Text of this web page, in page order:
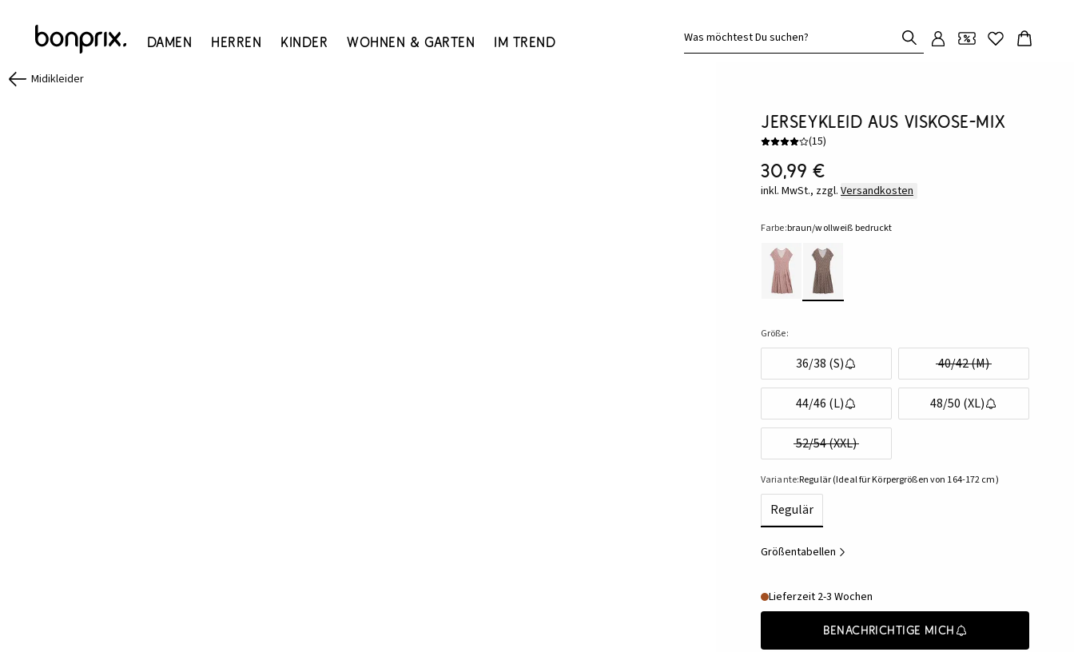
Damen Herren Kinder Wohnen & Garten Im Trend Was möchtest Du suchen?
Midikleider
Jerseykleid aus Viskose-Mix
(15)
30,99 €
inkl. MwSt., zzgl. Versandkosten
Farbe:braun/wollweiß bedruckt
Größe:
36/38 (S) 40/42 (M)
44/46 (L) 48/50 (XL)
52/54 (XXL)
Variante:Regulär (Ideal für Körpergrößen von 164-172 cm)
Regulär
Größentabellen
Lieferzeit 2-3 Wochen
Benachrichtige mich